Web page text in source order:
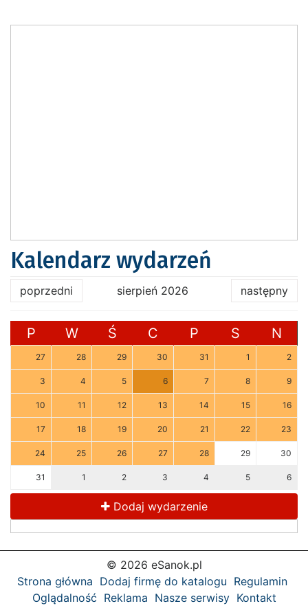
Kalendarz wydarzeń
poprzedni sierpień 2026 następny
P W Ś C P S N
27 28 29 30 31 1 2
3 4 5 6 7 8 9
10 11 12 13 14 15 16
17 18 19 20 21 22 23
24 25 26 27 28 29 30
31 1 2 3 4 5 6
Dodaj wydarzenie
© 2026 eSanok.pl
Strona główna Dodaj firmę do katalogu Regulamin
Oglądalność Reklama Nasze serwisy Kontakt